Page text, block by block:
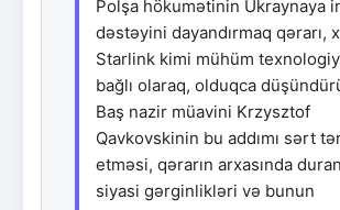
Polşa hökumətinin Ukraynaya
dəstəyini dayandırmaq qərarı,
Starlink kimi mühüm
bağlı olaraq, olduqca
Baş nazir müavini Krzysztof
Qavkovskinin bu addımı sərt
etməsi, qərarın arxasında
siyasi gərginlikləri və bunun